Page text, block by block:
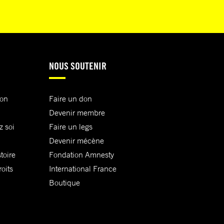
soi
NOUS SOUTENIR
Faire un don
Devenir membre
Faire un legs
Devenir mécène
Fondation Amnesty
International France
Boutique